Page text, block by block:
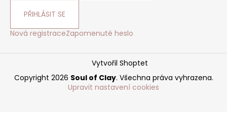
PŘIHLÁSIT SE
Nová registraceZapomenuté heslo
Vytvořil Shoptet
Copyright 2026 Soul of Clay. Všechna práva vyhrazena.
Upravit nastavení cookies